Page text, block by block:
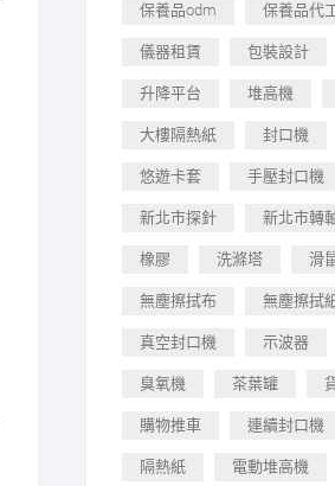
保養品odm 保養品代
儀器租賃 包裝設計
升降平台 堆高機
大樓隔熱紙 封口機
悠遊卡套 手壓封口機
新北市探針 新北市轉
橡膠 洗滌塔 滑
無塵擦拭布 無塵擦拭
真空封口機 示波器
臭氧機 茶葉罐
購物推車 連續封口機
隔熱紙 電動堆高機